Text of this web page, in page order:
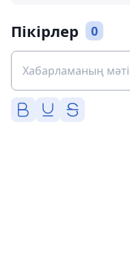
Пікірлер 0